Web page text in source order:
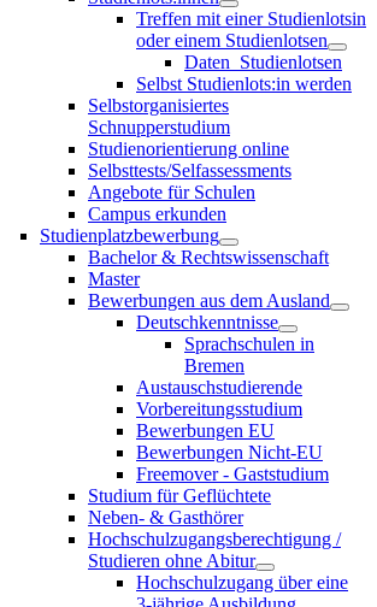
Treffen mit einer Studienlotsin
oder einem Studienlotsen
Daten_Studienlotsen
Selbst Studienlots:in werden
Selbstorganisiertes
Schnupperstudium
Studienorientierung online
Selbsttests/Selfassessments
Angebote für Schulen
Campus erkunden
Studienplatzbewerbung
Bachelor & Rechtswissenschaft
Master
Bewerbungen aus dem Ausland
Deutschkenntnisse
Sprachschulen in
Bremen
Austauschstudierende
Vorbereitungsstudium
Bewerbungen EU
Bewerbungen Nicht-EU
Freemover - Gaststudium
Studium für Geflüchtete
Neben- & Gasthörer
Hochschulzugangsberechtigung /
Studieren ohne Abitur
Hochschulzugang über eine